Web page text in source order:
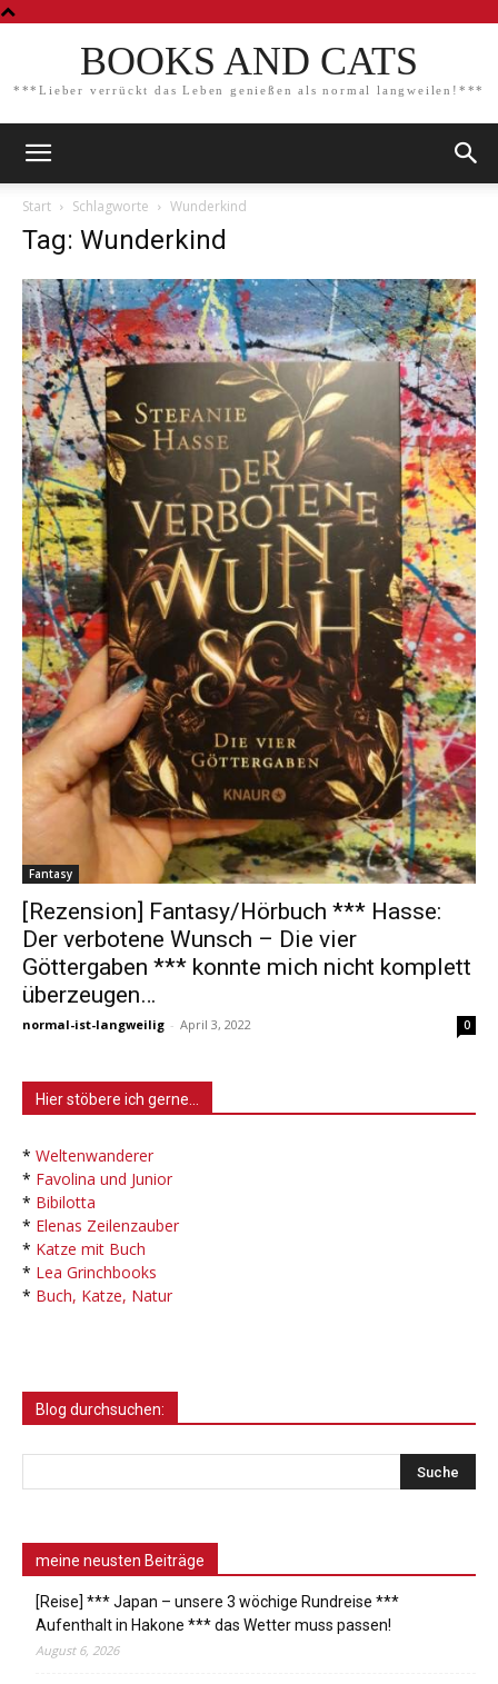
BOOKS AND CATS
***Lieber verrückt das Leben genießen als normal langweilen!***
Start Schlagworte Wunderkind
Tag: Wunderkind
Fantasy
[Rezension] Fantasy/Hörbuch *** Hasse:
Der verbotene Wunsch – Die vier
Göttergaben *** konnte mich nicht komplett
überzeugen…
normal-ist-langweilig - April 3, 2022 0
Hier stöbere ich gerne…
* Weltenwanderer
* Favolina und Junior
* Bibilotta
* Elenas Zeilenzauber
* Katze mit Buch
* Lea Grinchbooks
* Buch, Katze, Natur
Blog durchsuchen:
meine neusten Beiträge
[Reise] *** Japan – unsere 3 wöchige Rundreise ***
Aufenthalt in Hakone *** das Wetter muss passen!
August 6, 2026